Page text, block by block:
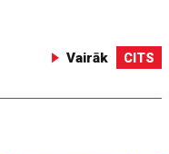
Vairāk CITS